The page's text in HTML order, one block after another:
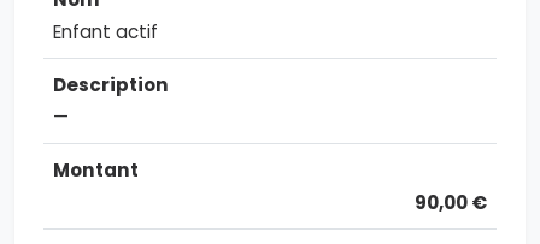
Enfant actif
—
90,00 €